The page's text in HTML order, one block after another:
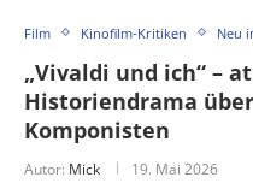
Film Kinofilm-Kritiken Neu
„Vivaldi und ich“ –
Historiendrama
Komponisten
Autor: Mick 19. Mai 2026